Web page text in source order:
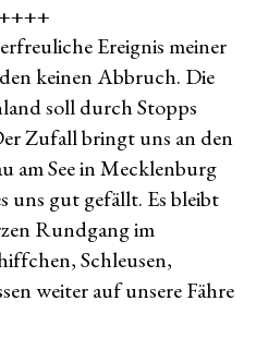
Ereignis meiner
keinen Abbruch. Die
soll durch Stopps
Zufall bringt uns an den
am See in Mecklenburg
uns gut gefällt. Es bleibt
Rundgang im
Schleusen,
weiter auf unsere Fähre